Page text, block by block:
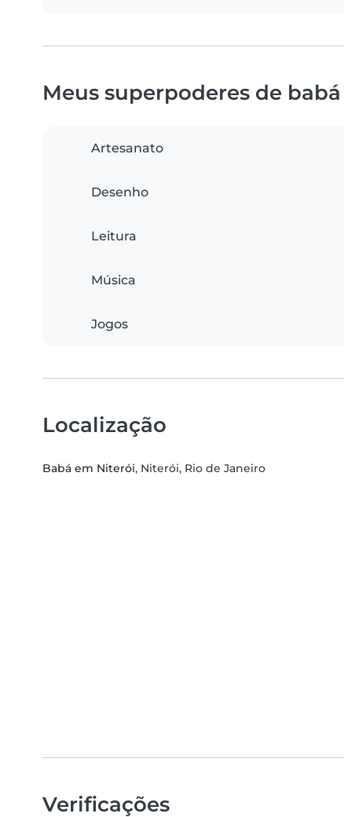
Meus superpoderes de babá
Artesanato
Desenho
Leitura
Música
Jogos
Localização
Babá em Niterói, Niterói, Rio de Janeiro
Verificações